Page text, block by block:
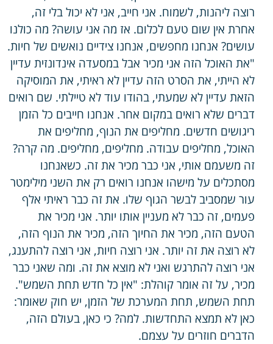
רוצה ליהנות, לשמוח. אני חייב, אני לא יכול בלי זה,
אחרת אין שום טעם לכלום. אז מה אני עושה? מה כולנו
עושים? אנחנו מחפשים, אנחנו צידיים נואשים של חיות.
"את האוכל הזה אני מכיר אבל במסעדה אינדונזית עדיין
לא הייתי, את הסרט הזה עדיין לא ראיתי, את המוסיקה
הזאת עדיין לא שמעתי, בהודו עוד לא טיילתי. שם רואים
דברים שלא רואים במקום אחר. אנחנו חייבים כל הזמן
ריגושים חדשים. מחליפים את הנוף, מחליפים את
האוכל, מחליפים עבודה. מחליפים, מחליפים. מה קרה?
זה משעמם אותי, אני כבר מכיר את זה. כשאנחנו
מסתכלים על מישהו אנחנו רואים רק את השני מילימטר
עור שמסביב לבשר הגוף שלו. את זה כבר ראיתי אלף
פעמים, זה כבר לא מעניין אותו יותר. אני מכיר את
הטעם הזה, מכיר את החיוך הזה, מכיר את הנוף הזה,
לא רוצה את זה יותר. אני רוצה חיות, אני רוצה להתענג,
אני רוצה להתרגש ואני לא מוצא את זה. ומה שאני כבר
מכיר, על זה אומר קוהלת: "אין כל חדש תחת השמש".
תחת השמש, תחת המערכת של הזמן, יש חוק שאומר:
כאן לא תמצא התחדשות. למה? כי כאן, בעולם הזה,
הדברים חוזרים על עצמם.